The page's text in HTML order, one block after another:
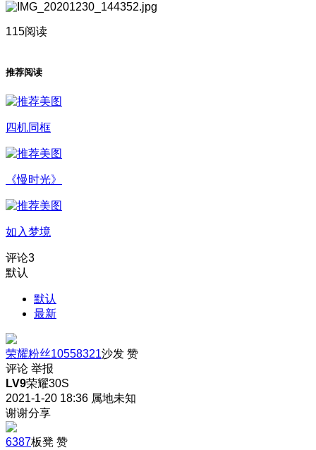
115阅读
推荐阅读
四机同框
《慢时光》
如入梦境
评论3
默认
默认
最新
荣耀粉丝10558321沙发 赞
评论 举报
LV9荣耀30S
2021-1-20 18:36 属地未知
谢谢分享
6387板凳 赞